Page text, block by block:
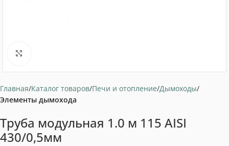
Главная Каталог товаров Печи и отопление Дымоходы
Элементы дымохода
Труба модульная 1.0 м 115 AISI
430/0,5мм